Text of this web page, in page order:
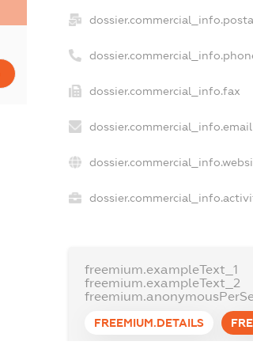
dossier.commercial_info.fax
dossier.commercial_info.email
freemium.exampleText_1
freemium.exampleText_2
FREEMIUM.DETAILS